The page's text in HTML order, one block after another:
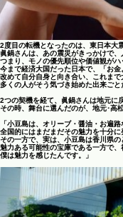
2度目の転機となったのは、東日本大
眞鍋さんは、あの震災がきっかけで
つまり、モノの優先順位や価値観がハ
今まで経済大国だった日本で、「お金
改めて自分自身と向き合い、これまで
多くの人がそう気づき始めた出来ごと
2つの契機を経て、眞鍋さんは地元に
その時、舞台に選んだのが、地元･高
「小豆島は、オリーブ・醤油・お遍
全国的にはまだまだその魅力を十分に
その一方で、実は、小豆島は香川県
魅力ある可能性の宝庫である一方で
僕は魅力を感じたんです。」